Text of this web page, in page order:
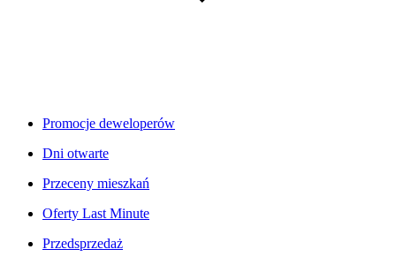
Promocje deweloperów
Dni otwarte
Przeceny mieszkań
Oferty Last Minute
Przedsprzedaż